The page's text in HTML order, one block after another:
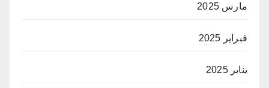
مارس 2025
فبراير 2025
يناير 2025